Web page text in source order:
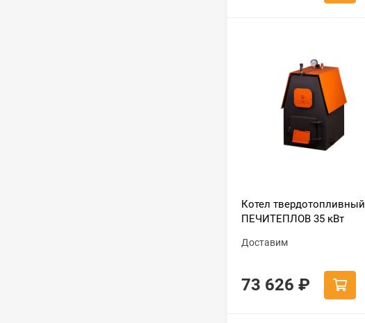
Котел твердотопливный
ПЕЧИТЕПЛОВ 35 кВт
Доставим
73 626 ₽